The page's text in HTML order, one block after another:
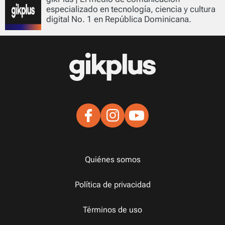
especializado en tecnología, ciencia y cultura
digital No. 1 en República Dominicana.
Quiénes somos
Política de privacidad
Términos de uso